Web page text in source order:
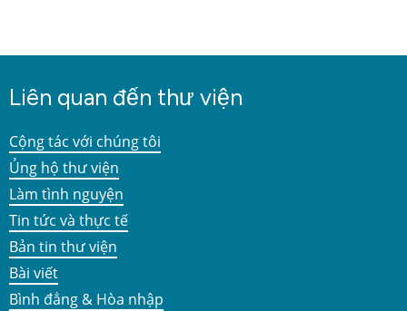
Liên quan đến thư viện
Cộng tác với chúng tôi
Ủng hộ thư viện
Làm tình nguyện
Tin tức và thực tế
Bản tin thư viện
Bài viết
Bình đẳng & Hòa nhập